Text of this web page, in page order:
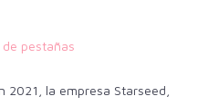
pestañas
2021, la empresa Starseed,